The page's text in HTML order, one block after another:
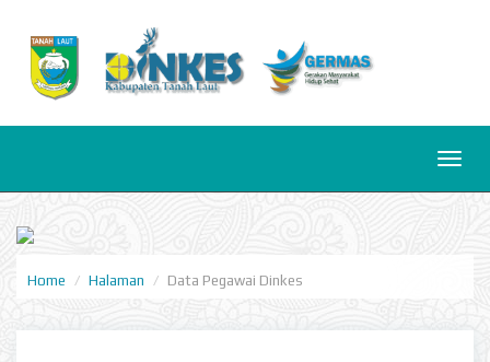
Toggle
Home Halaman Data Pegawai Dinkes